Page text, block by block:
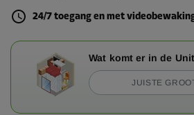
24/7 toegang en met
Wat komt er in de
JUISTE